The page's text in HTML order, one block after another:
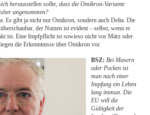
herausstellen sollte, dass die Omikron-Variante
angenommen?
Es gibt ja nicht nur Omikron, sondern auch Delta. Die
der Nutzen ist evident – selbst, wenn er
ist. Eine Impfpflicht ist sowieso nicht vor März oder
die Erkenntnisse über Omikron vor.
BSZ: Bei Masern
oder Pocken ist
man nach einer
Impfung ein Leben
lang immun. Die
EU will die
Gültigkeit der